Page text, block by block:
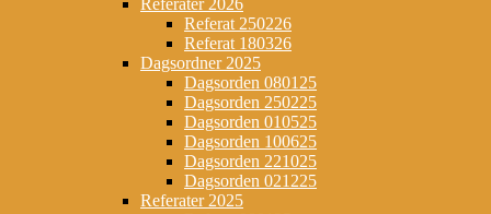
Referater 2026
Referat 250226
Referat 180326
Dagsordner 2025
Dagsorden 080125
Dagsorden 250225
Dagsorden 010525
Dagsorden 100625
Dagsorden 221025
Dagsorden 021225
Referater 2025